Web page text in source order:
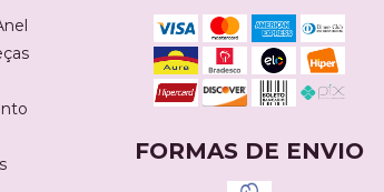
FORMAS DE ENVIO